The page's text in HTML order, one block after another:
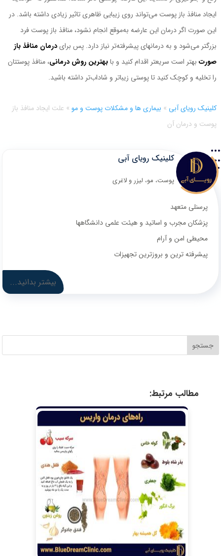
ایجاد منافذ باز پوست ‌می‌تواند روی زیبایی ظاهری تاثیر زیادی داشته باشد. در
این ‌صورت اگر درمان این عارضه به‌موقع انجام نشود، منافذ باز پوست فرد
بزرگتر می‌شود و به درمانهای پیشرفته‌تر نیاز دارد. پس برایدرمان منافذ باز
صورت بهتر است سریعتر اقدام کنید و بابهترین روش درمانی، منافذ پوستتان
را تخلیه و کوچک کنید تا پوستی زیباتر و شاداب‌تر داشته باشید.
کلینیک رویای آبی » بیماری ها و مشکلات پوست و مو » علت ایجاد منافذ باز
پوست و درمان آن
کلینیک رویای آبی
پوست، مو، لیزر و لاغری
پرسنلی متعهد
پزشکان مجرب و اساتید و هیئت علمی دانشگاهها
محیطی امن و آرام
پیشرفته ترین و بروزترین تجهیزات
بیشتر بدانید...
جستجو
مطالب مرتبط: